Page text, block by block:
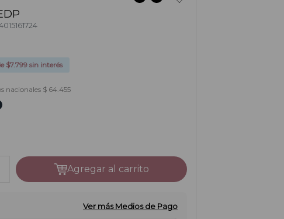
$7.799 sin interés
nacionales $ 64.455
agregar al carrito
Ver más Medios de Pago